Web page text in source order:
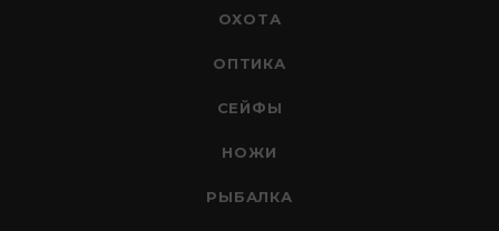
ОХОТА
ОПТИКА
СЕЙФЫ
НОЖИ
РЫБАЛКА